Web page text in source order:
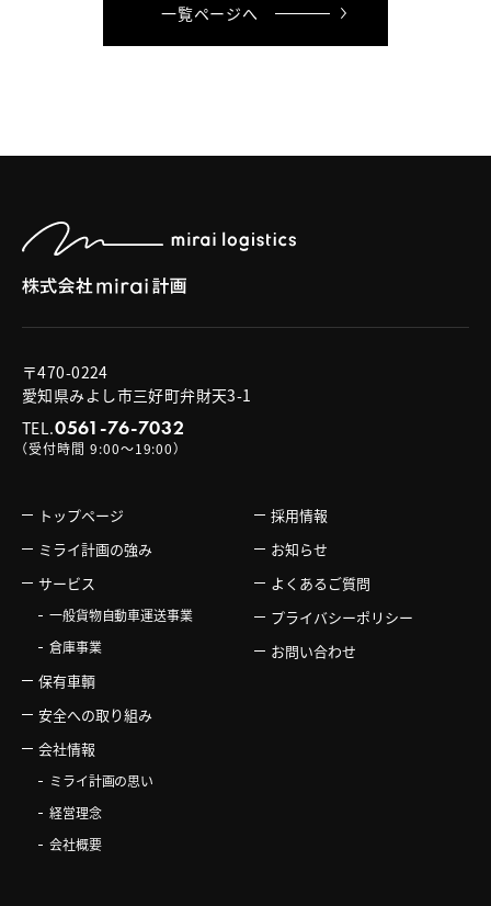
一覧ページへ
〒470-0224
愛知県みよし市三好町弁財天3-1
TEL.0561-76-7032
（受付時間 9:00〜19:00）
トップページ
ミライ計画の強み
サービス
一般貨物自動車運送事業
倉庫事業
保有車輌
安全への取り組み
会社情報
ミライ計画の思い
経営理念
会社概要
採用情報
お知らせ
よくあるご質問
プライバシーポリシー
お問い合わせ